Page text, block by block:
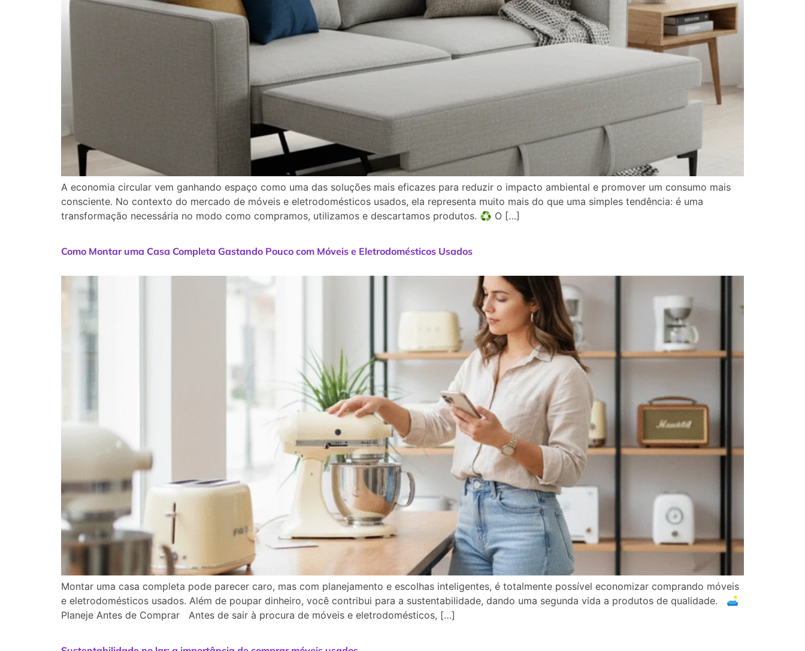
A economia circular vem ganhando espaço como uma das soluções mais eficazes para reduzir o impacto ambiental e promover um consumo mais
consciente. No contexto do mercado de móveis e eletrodomésticos usados, ela representa muito mais do que uma simples tendência: é uma
transformação necessária no modo como compramos, utilizamos e descartamos produtos. ♻️ O […]
Como Montar uma Casa Completa Gastando Pouco com Móveis e Eletrodomésticos Usados
Montar uma casa completa pode parecer caro, mas com planejamento e escolhas inteligentes, é totalmente possível economizar comprando móveis
e eletrodomésticos usados. Além de poupar dinheiro, você contribui para a sustentabilidade, dando uma segunda vida a produtos de qualidade. 🛋️
Planeje Antes de Comprar Antes de sair à procura de móveis e eletrodomésticos, […]